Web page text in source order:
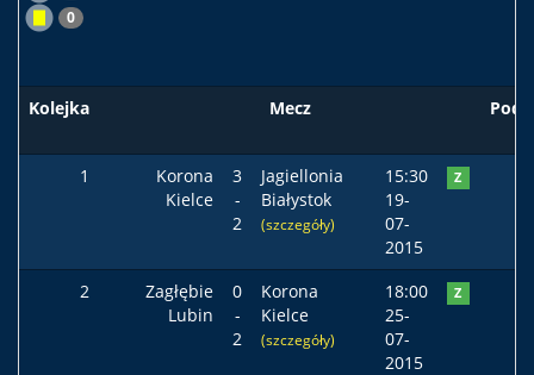
0
Kolejka Mecz
1
Korona
Kielce
3
-
2
Jagiellonia
Białystok
(szczegóły)
15:30
19-
07-
2015
Z
2
Zagłębie
Lubin
0
-
2
Korona
Kielce
(szczegóły)
18:00
25-
07-
2015
Z